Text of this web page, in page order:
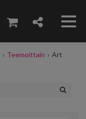
› Teemoittain › Art